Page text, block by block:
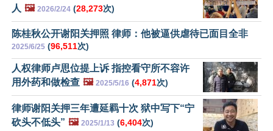
人 🖼️ 2026/2/24 (28,273次)
陈桂秋公开谢阳关押照 律师：他被逼供虐待已面目全非
2025/6/25 (96,511次)
人权律师卢思位提上诉 指控看守所不容许
用外药和做检查 🖼️ 2025/5/16 (4,871次)
律师谢阳关押三年遭延羁十次 狱中写下“宁
砍头不低头” 🖼️ 2025/1/13 (6,404次)